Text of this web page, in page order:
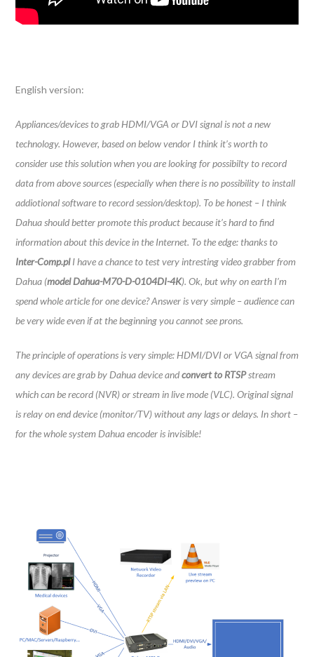
English version:
Appliances/devices to grab HDMI/VGA or DVI signal is not a new
technology. However, based on below vendor I think it’s worth to
consider use this solution when you are looking for possibilty to record
data from above sources (especially when there is no possibility to install
addiotional software to record session/desktop). To be honest – I think
Dahua should better promote this product because it’s hard to find
information about this device in the Internet. To the edge: thanks to
Inter-Comp.plI have a chance to test very intresting video grabber from
Dahua (model Dahua-M70-D-0104DI-4K). Ok, but why on earth I’m
spend whole article for one device? Answer is very simple – audience can
be very wide even if at the beginning you cannot see prons.
The principle of operations is very simple: HDMI/DVI or VGA signal from
any devices are grab by Dahua device andconvert to RTSPstream
which can be record (NVR) or stream in live mode (VLC). Original signal
is relay on end device (monitor/TV) without any lags or delays. In short –
for the whole system Dahua encoder is invisible!